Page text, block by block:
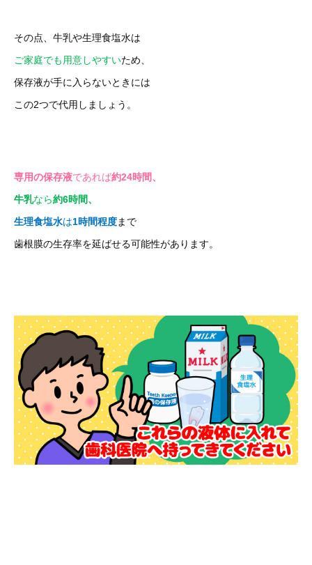
その点、牛乳や生理食塩水は
ご家庭でも用意しやすいため、
保存液が手に入らないときには
この2つで代用しましょう。
専用の保存液であれば約24時間、
牛乳なら約6時間、
生理食塩水は1時間程度まで
歯根膜の生存率を延ばせる可能性があります。